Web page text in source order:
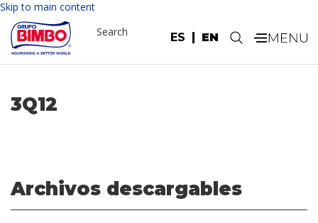
Skip to main content
ES EN
Search .
3Q12
Archivos descargables